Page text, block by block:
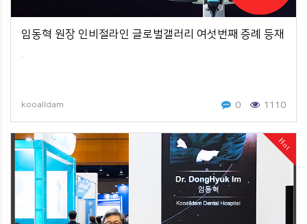
임동혁 원장 인비절라인 글로벌갤러리 여섯번째 증례 등재
kooalldam 0 1110
Hot